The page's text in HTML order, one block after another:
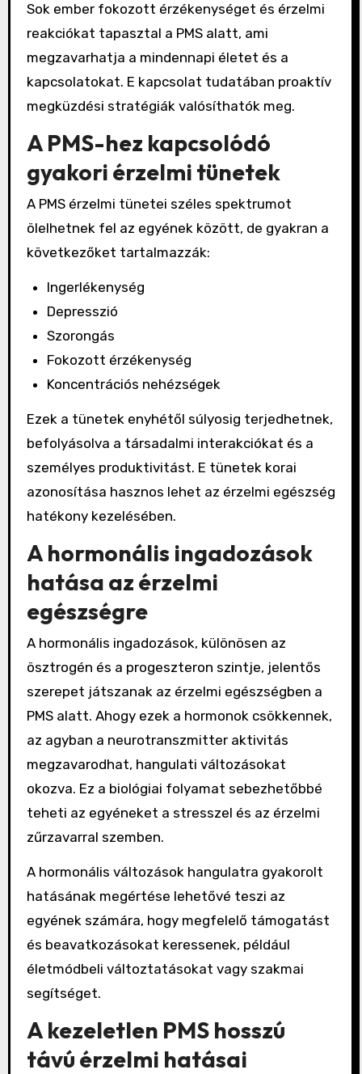
Sok ember fokozott érzékenységet és érzelmi
reakciókat tapasztal a PMS alatt, ami
megzavarhatja a mindennapi életet és a
kapcsolatokat. E kapcsolat tudatában proaktív
megküzdési stratégiák valósíthatók meg.
A PMS-hez kapcsolódó
gyakori érzelmi tünetek
A PMS érzelmi tünetei széles spektrumot
ölelhetnek fel az egyének között, de gyakran a
következőket tartalmazzák:
Ingerlékenység
Depresszió
Szorongás
Fokozott érzékenység
Koncentrációs nehézségek
Ezek a tünetek enyhétől súlyosig terjedhetnek,
befolyásolva a társadalmi interakciókat és a
személyes produktivitást. E tünetek korai
azonosítása hasznos lehet az érzelmi egészség
hatékony kezelésében.
A hormonális ingadozások
hatása az érzelmi
egészségre
A hormonális ingadozások, különösen az
ösztrogén és a progeszteron szintje, jelentős
szerepet játszanak az érzelmi egészségben a
PMS alatt. Ahogy ezek a hormonok csökkennek,
az agyban a neurotranszmitter aktivitás
megzavarodhat, hangulati változásokat
okozva. Ez a biológiai folyamat sebezhetőbbé
teheti az egyéneket a stresszel és az érzelmi
zűrzavarral szemben.
A hormonális változások hangulatra gyakorolt
hatásának megértése lehetővé teszi az
egyének számára, hogy megfelelő támogatást
és beavatkozásokat keressenek, például
életmódbeli változtatásokat vagy szakmai
segítséget.
A kezeletlen PMS hosszú
távú érzelmi hatásai